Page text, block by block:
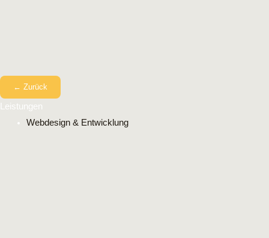
← Zurück
Leistungen
Webdesign & Entwicklung